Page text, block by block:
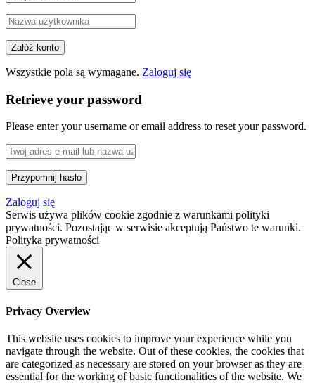
Wszystkie pola są wymagane. Zaloguj się
Retrieve your password
Please enter your username or email address to reset your password.
Zaloguj się
Serwis używa plików cookie zgodnie z warunkami polityki
prywatności. Pozostając w serwisie akceptują Państwo te warunki.
Polityka prywatności
Close
Privacy Overview
This website uses cookies to improve your experience while you
navigate through the website. Out of these cookies, the cookies that
are categorized as necessary are stored on your browser as they are
essential for the working of basic functionalities of the website. We